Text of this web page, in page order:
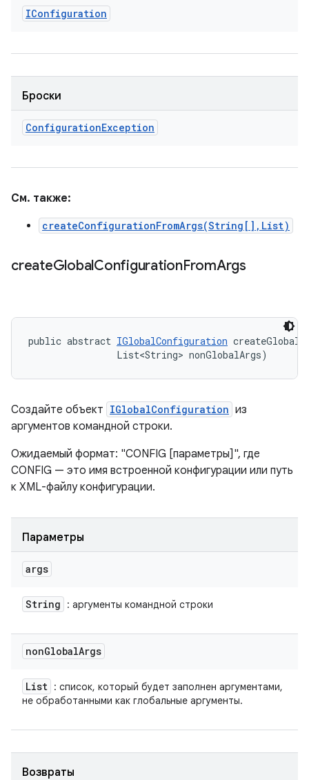
IConfiguration
Броски
ConfigurationException
См. также:
createConfigurationFromArgs(String[],List)
createGlobalConfigurationFromArgs
public abstract IGlobalConfiguration
                List<String> nonGlobalArgs)
Создайте объект IGlobalConfiguration из
аргументов командной строки.
Ожидаемый формат: "CONFIG [параметры]", где
CONFIG — это имя встроенной конфигурации или путь
к XML-файлу конфигурации.
Параметры
args
String : аргументы командной строки
nonGlobalArgs
List : список, который будет заполнен аргументами,
не обработанными как глобальные аргументы.
Возвраты